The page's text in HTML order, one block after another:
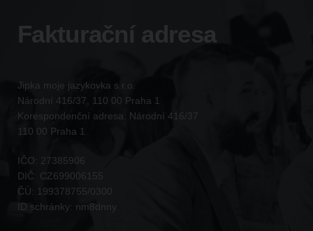
Fakturační adresa
Jipka moje jazykovka s.r.o.
Národní 416/37, 110 00 Praha 1
Korespondenční adresa: Národní 416/37
110 00 Praha 1
IČO:
27385906
DIČ:
CZ699006155
ČÚ: 199378755/0300
ID schránky: nm8dnny